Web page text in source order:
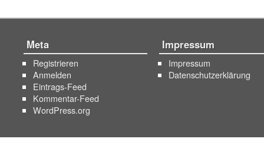
Meta
Registrieren
Anmelden
Eintrags-Feed
Kommentar-Feed
WordPress.org
Impressum
Impressum
Datenschutzerklärung